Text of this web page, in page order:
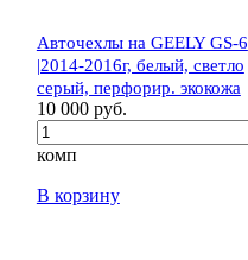
Авточехлы на GEELY GS-6
|2014-2016г, белый, светло
серый, перфорир. экокожа
10 000 руб.
комп
В корзину